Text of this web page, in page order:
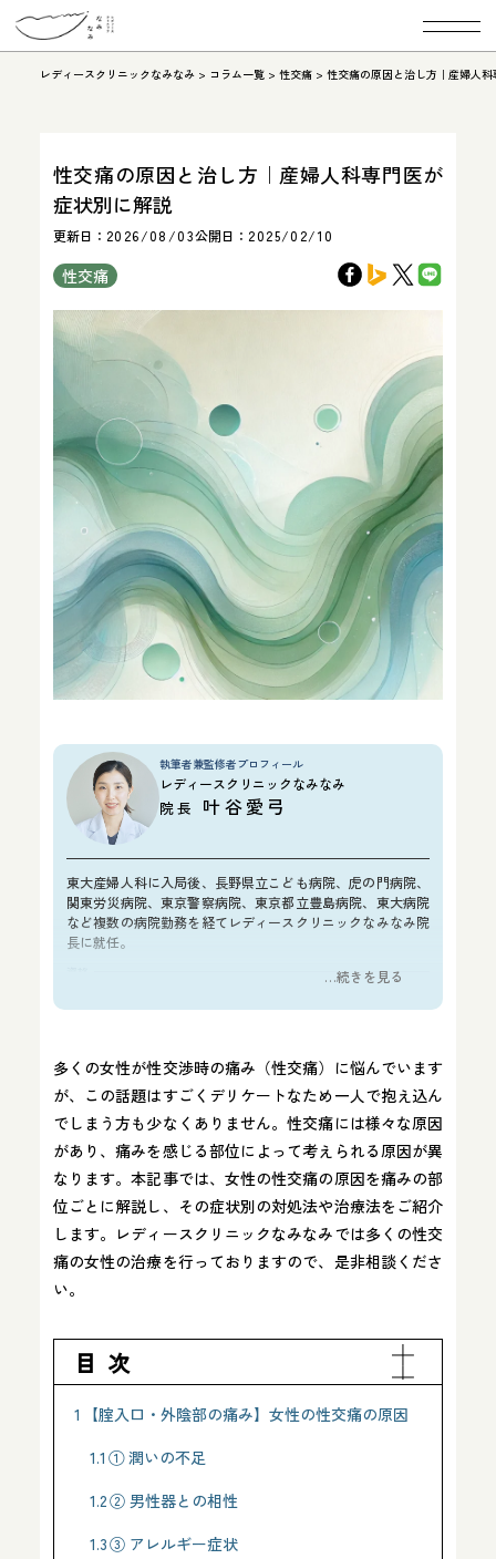
レディースクリニックなみなみ> コラム一覧> 性交痛> 性交痛の原因と治し方｜産婦人
性交痛の原因と治し方｜産婦人科専門医が
症状別に解説
更新日： 2026/08/03公開日： 2025/02/10
性交痛
執筆者兼監修者プロフィール
レディースクリニックなみなみ
院長 叶谷愛弓
東大産婦人科に入局後、長野県立こども病院、虎の門病院、
関東労災病院、東京警察病院、東京都立豊島病院、東大病院
など複数の病院勤務を経てレディースクリニックなみなみ院
長に就任。
所属学会
日本産科婦人科学会
日本周産期新生児学会
日本女性医学会
人類遺伝学会
日本産科婦人科遺伝診療学会
総監修者について詳しく見る
…続きを見る
多くの女性が性交渉時の痛み（性交痛）に悩んでいます
が、この話題はすごくデリケートなため一人で抱え込ん
でしまう方も少なくありません。性交痛には様々な原因
があり、痛みを感じる部位によって考えられる原因が異
なります。本記事では、女性の性交痛の原因を痛みの部
位ごとに解説し、その症状別の対処法や治療法をご紹介
します。レディースクリニックなみなみでは多くの性交
痛の女性の治療を行っておりますので、是非相談くださ
い。
目次
1
【腟入口・外陰部の痛み】女性の性交痛の原因
1.1 ① 潤いの不足
1.2② 男性器との相性
1.3③ アレルギー症状